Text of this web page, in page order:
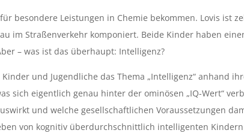
besondere Leistungen in Chemie bekommen. Lovis ist
im Straßenverkehr komponiert. Beide Kinder haben
– was ist das überhaupt: Intelligenz?
und Jugendliche das Thema „Intelligenz“ anhand
sich eigentlich genau hinter der ominösen „IQ-Wert“
und welche gesellschaftlichen Voraussetzungen
von kognitiv überdurchschnittlich intelligenten Kindern